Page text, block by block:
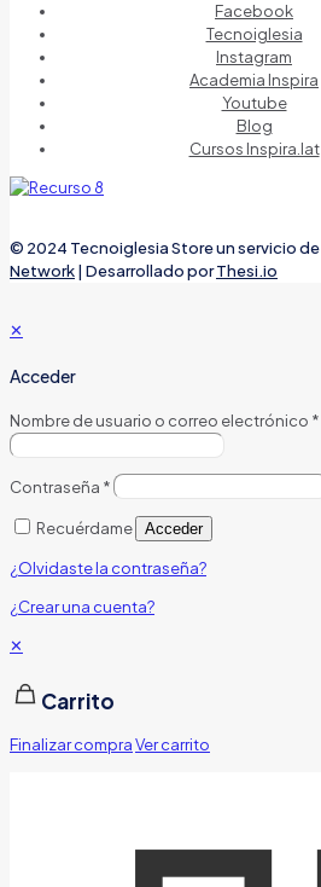
Facebook
Tecnoiglesia
Instagram
Academia Inspira
Youtube
Blog
Cursos Inspira.lat
© 2024 Tecnoiglesia Store un servicio de
Network| Desarrollado porThesi.io
✕
Acceder
Nombre de usuario o correo electrónico *
Contraseña *
Recuérdame Acceder
¿Olvidaste la contraseña?
¿Crear una cuenta?
✕
Carrito
Finalizar compraVer carrito